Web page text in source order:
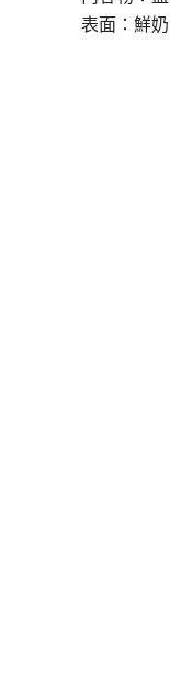
表面：鮮奶